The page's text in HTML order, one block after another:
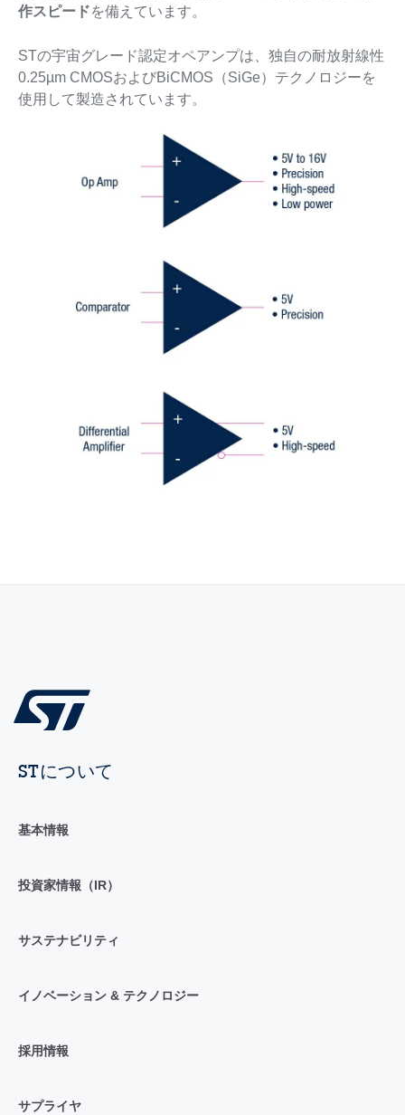
作スピードを備えています。
STの宇宙グレード認定オペアンプは、独自の耐放射線性
0.25µm CMOSおよびBiCMOS（SiGe）テクノロジーを
使用して製造されています。
STについて
基本情報
投資家情報（IR）
サステナビリティ
イノベーション & テクノロジー
採用情報
サプライヤ